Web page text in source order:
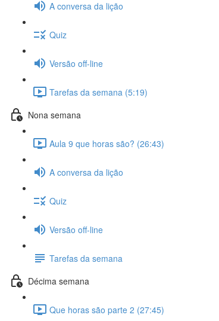
A conversa da lição
Quiz
Versão off-line
Tarefas da semana (5:19)
Nona semana
Aula 9 que horas são? (26:43)
A conversa da lição
Quiz
Versão off-line
Tarefas da semana
Décima semana
Que horas são parte 2 (27:45)